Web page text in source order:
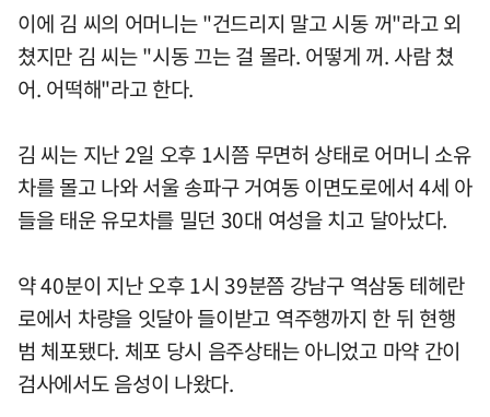
이에 김 씨의 어머니는 "건드리지 말고 시동 꺼"라고 외
쳤지만 김 씨는 "시동 끄는 걸 몰라. 어떻게 꺼. 사람 쳤
어. 어떡해"라고 한다.
김 씨는 지난 2일 오후 1시쯤 무면허 상태로 어머니 소유
차를 몰고 나와 서울 송파구 거여동 이면도로에서 4세 아
들을 태운 유모차를 밀던 30대 여성을 치고 달아났다.
약 40분이 지난 오후 1시 39분쯤 강남구 역삼동 테헤란
로에서 차량을 잇달아 들이받고 역주행까지 한 뒤 현행
범 체포됐다. 체포 당시 음주상태는 아니었고 마약 간이
검사에서도 음성이 나왔다.